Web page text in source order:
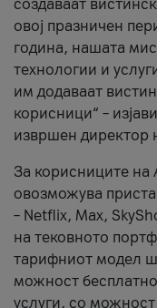
создаваат
овој празничен
година, нашата
технологии и
им додаваат
корисници“ –
извршен директор
За корисниците на
овозможува
– Netflix, Max,
на тековното
тарифниот модел
можност
услуги, со